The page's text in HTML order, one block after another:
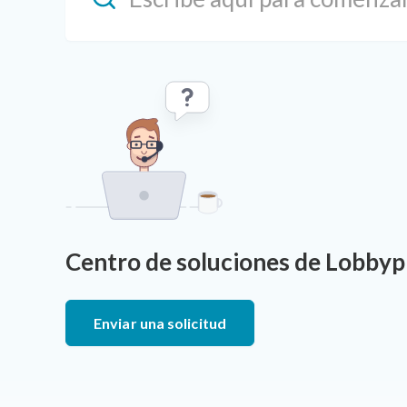
Centro de soluciones de
Enviar una solicitud